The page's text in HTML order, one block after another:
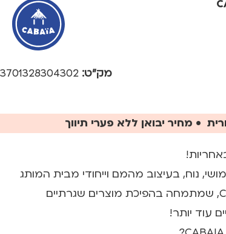
מק"ט: 3701328304302
• מחיר יבואן ללא פערי תיווך
נוח, בעיצוב מהמם וייחודי מבית המותג
הצרפתי הצעיר והטרנדי CABAIA, שמתמחה בהפיכת מוצרים שגרתיים
עוד יותר!